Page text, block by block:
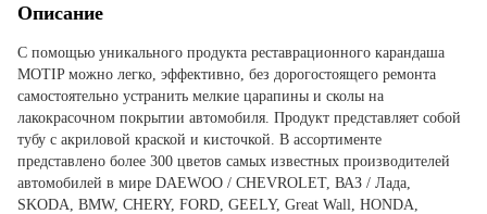
Описание
С помощью уникального продукта реставрационного карандаша
MOTIP можно легко, эффективно, без дорогостоящего ремонта
самостоятельно устранить мелкие царапины и сколы на
лакокрасочном покрытии автомобиля. Продукт представляет собой
тубу с акриловой краской и кисточкой. В ассортименте
представлено более 300 цветов самых известных производителей
автомобилей в мире DAEWOO / CHEVROLET, ВАЗ / Лада,
SKODA, BMW, CHERY, FORD, GEELY, Great Wall, HONDA,